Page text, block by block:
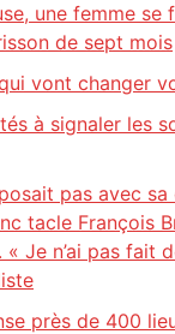
une femme se
de sept mois
vont changer
à signaler les
pas avec sa
tacle François
« Je n’ai pas fait
près de 400